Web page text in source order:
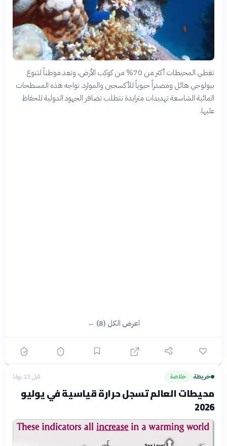
تغطي المحيطات أكثر من 70% من كوكب الأرض، وتعد موطناً لتنوع
بيولوجي هائل ومصدراً حيوياً للأكسجين والموارد. تواجه هذه المسطحات
المائية الشاسعة تهديدات متزايدة تتطلب تضافر الجهود الدولية للحفاظ
عليها.
اعرض الكل (8) ←
خريطة› خلاصة قبل 23 يومًا
محيطات العالم تسجل حرارة قياسية في يوليو
2026